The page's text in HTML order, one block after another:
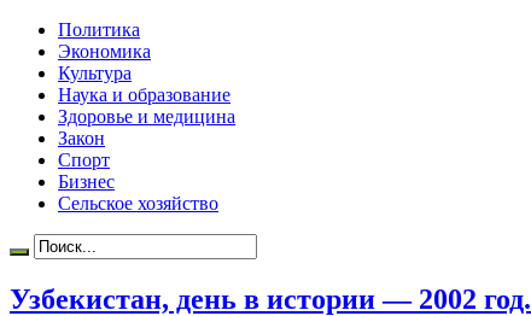
Политика
Экономика
Культура
Наука и образование
Здоровье и медицина
Закон
Спорт
Бизнес
Сельское хозяйство
Узбекистан, день в истории — 2002 год.